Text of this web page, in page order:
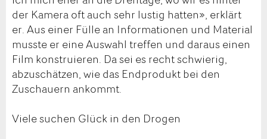
der Kamera oft auch sehr lustig hatten», erklärt
er. Aus einer Fülle an Informationen und Material
musste er eine Auswahl treffen und daraus einen
Film konstruieren. Da sei es recht schwierig,
abzuschätzen, wie das Endprodukt bei den
Zuschauern ankommt.
Viele suchen Glück in den Drogen